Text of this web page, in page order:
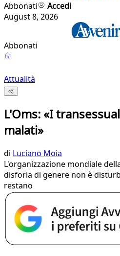
Abbonati
Accedi
August 8, 2026
Abbonati
Attualità
L'Oms: «I
malati»
di Luciano Moia
L'organizzazione mondiale
disforia di genere non è
restano